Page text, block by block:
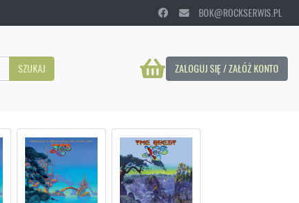
BOK@ROCKSERWIS.PL
ZALOGUJ SIĘ / ZAŁÓŻ KONTO
SZUKAJ